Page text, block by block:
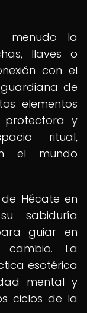
menudo la
llaves o
con el
de
elementos
protectora y
ritual,
el mundo
Hécate en
sabiduría
guiar en
La
esotérica
mental y
ciclos de la